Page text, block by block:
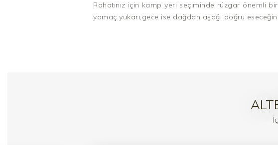
Rahatınız için kamp yeri seçiminde rüzgar önemli
yamaç yukarı,gece ise dağdan aşağı doğru